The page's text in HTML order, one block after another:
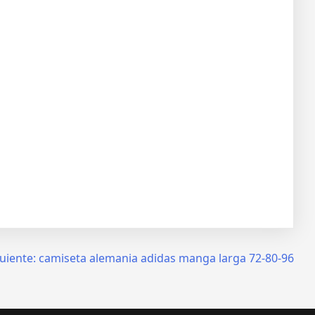
camiseta alemania adidas manga larga 72-80-96